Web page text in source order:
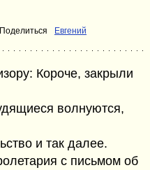
Поделиться Евгений
Короче, закрыли
волнуются,
и так далее.
с письмом об